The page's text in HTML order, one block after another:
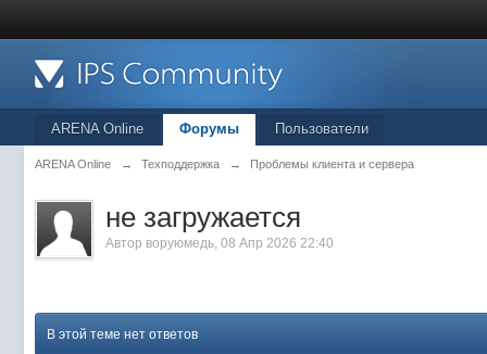
ARENA Online Форумы Пользователи
ARENA Online → Техподдержка → Проблемы клиента и сервера
не загружается
Автор воруюмедь, 08 Апр 2026 22:40
В этой теме нет ответов